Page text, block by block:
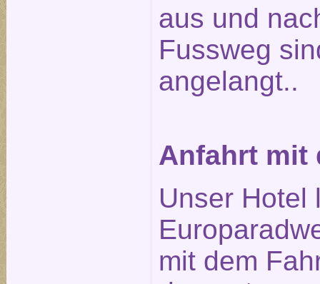
aus und
Fussweg
angelangt..
Anfahrt mit
Unser Hotel
mit dem